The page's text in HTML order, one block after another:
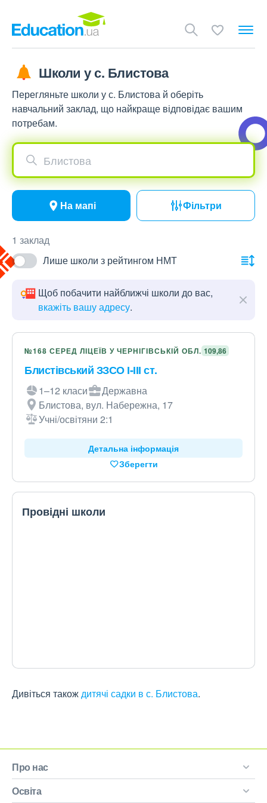
Школи у с. Блистова
Перегляньте школи у с. Блистова й оберіть
навчальний заклад, що найкраще відповідає вашим
потребам.
Блистова
На мапі Фільтри
1 заклад
Лише школи з рейтингом НМТ
Щоб побачити найближчі школи до вас,
вкажіть вашу адресу.
№168 СЕРЕД ЛІЦЕЇВ У ЧЕРНІГІВСЬКІЙ ОБЛ. 109,86
Блистівський ЗЗСО І-ІІІ ст.
1–12 класи
Державна
Блистова, вул. Набережна, 17
Учні/освітяни 2:1
Детальна інформація
Зберегти
Провідні школи
Дивіться такождитячі садки в с. Блистова.
Про нас
Освіта